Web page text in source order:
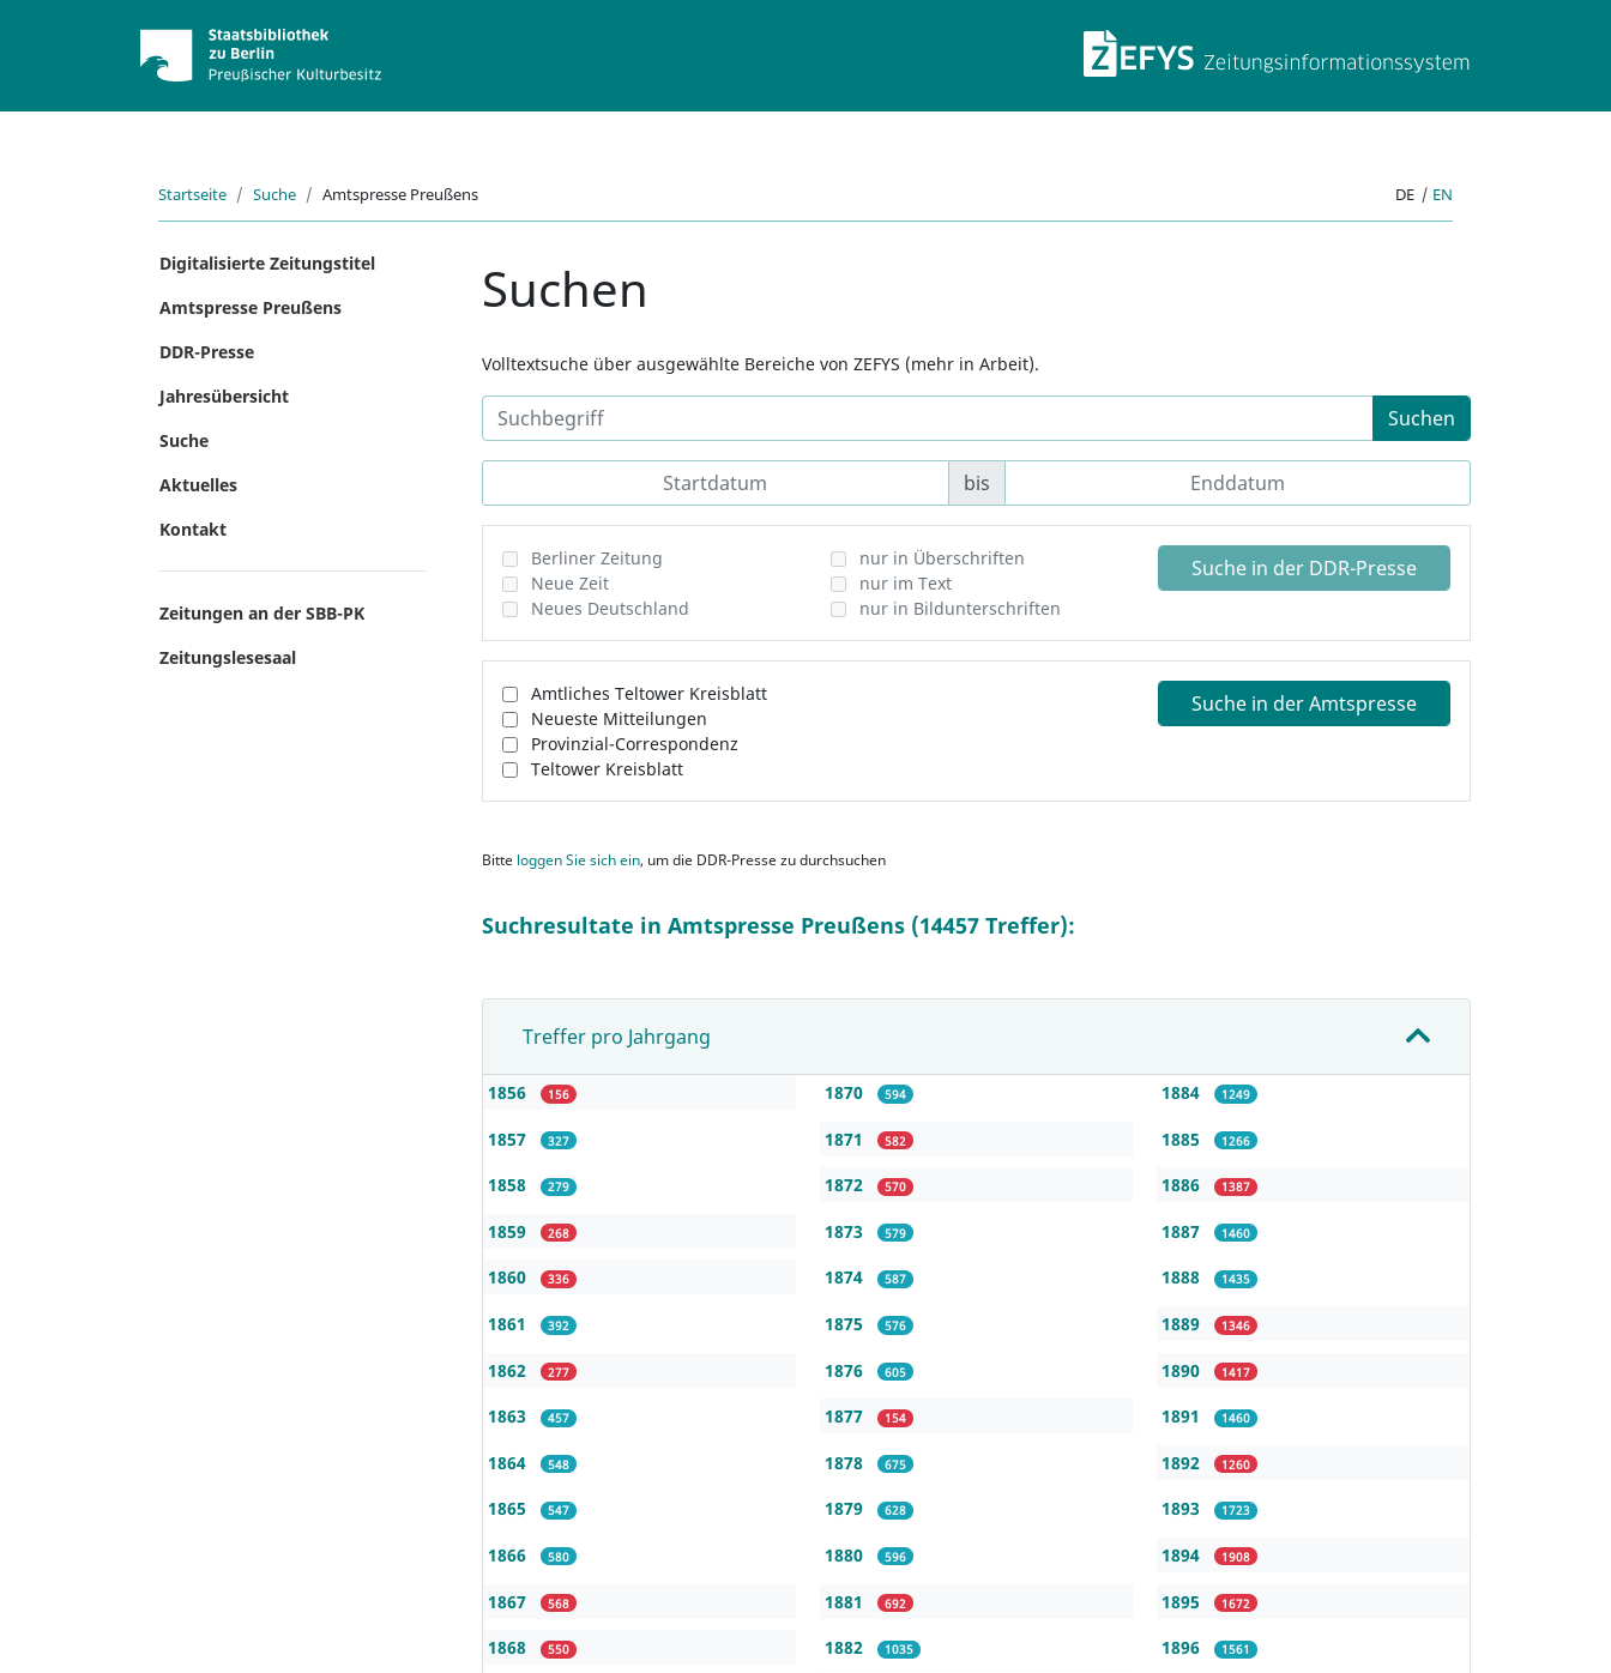
ZEFYS
Startseite Suche Amtspresse Preußens DE | EN
Digitalisierte Zeitungstitel
Amtspresse Preußens
DDR-Presse
Jahresübersicht
Suche
Aktuelles
Kontakt
Zeitungen an der SBB-PK
Zeitungslesesaal
Suchen
Volltextsuche über ausgewählte Bereiche von ZEFYS (mehr in Arbeit).
Suchen
bis
Berliner Zeitung
Neue Zeit
Neues Deutschland
nur in Überschriften
nur im Text
nur in Bildunterschriften
Suche in der DDR-Presse
Amtliches Teltower Kreisblatt
Neueste Mitteilungen
Provinzial-Correspondenz
Teltower Kreisblatt
Suche in der Amtspresse
Bitte loggen Sie sich ein, um die DDR-Presse zu durchsuchen
Suchresultate in Amtspresse Preußens (14457 Treffer):
Treffer pro Jahrgang
1856 156
1857 327
1858 279
1859 268
1860 336
1861 392
1862 277
1863 457
1864 548
1865 547
1866 580
1867 568
1868 550
1870 594
1871 582
1872 570
1873 579
1874 587
1875 576
1876 605
1877 154
1878 675
1879 628
1880 596
1881 692
1882 1035
1884 1249
1885 1266
1886 1387
1887 1460
1888 1435
1889 1346
1890 1417
1891 1460
1892 1260
1893 1723
1894 1908
1895 1672
1896 1561